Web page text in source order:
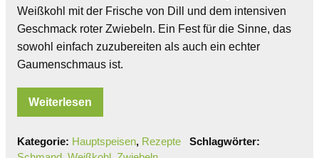
Weißkohl mit der Frische von Dill und dem intensiven
Geschmack roter Zwiebeln. Ein Fest für die Sinne, das
sowohl einfach zuzubereiten als auch ein echter
Gaumenschmaus ist.
Weiterlesen
Kategorie: Hauptspeisen, Rezepte
Schlagwörter: